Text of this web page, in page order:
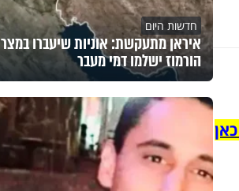
חדשות היום
איראן מתעקשת: אוניות שיעברו במצר
הורמוז ישלמו דמי מעבר